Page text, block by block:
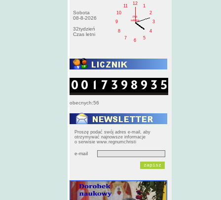
Sobota
08-8-2026
32tydzień
Czas letni
1
2
3
4
5
6
7
8
9
10
11
12
PM
sobota
obecnych:56
Proszę podać swój adres e-mail, aby
otrzymywać najnowsze informacje
o serwisie www.regnumchristi
e-mail